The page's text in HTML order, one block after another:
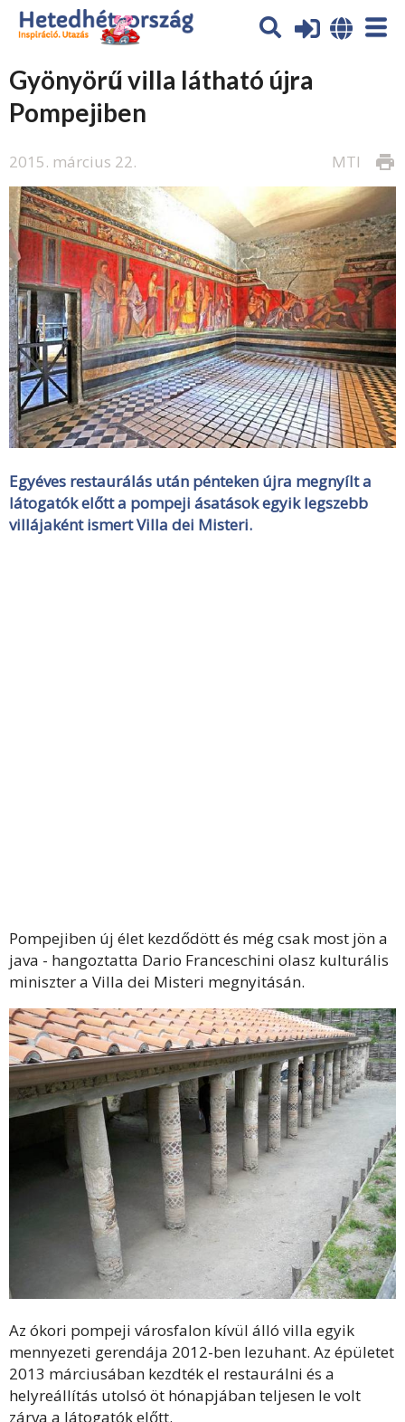
Gyönyörű villa látható újra
Pompejiben
2015. március 22. print
MTI
Egyéves restaurálás után pénteken újra megnyílt a
látogatók előtt a pompeji ásatások egyik legszebb
villájaként ismert Villa dei Misteri.
Pompejiben új élet kezdődött és még csak most jön a
java - hangoztatta Dario Franceschini olasz kulturális
miniszter a Villa dei Misteri megnyitásán.
Az ókori pompeji városfalon kívül álló villa egyik
mennyezeti gerendája 2012-ben lezuhant. Az épületet
2013 márciusában kezdték el restaurálni és a
helyreállítás utolsó öt hónapjában teljesen le volt
zárva a látogatók előtt.